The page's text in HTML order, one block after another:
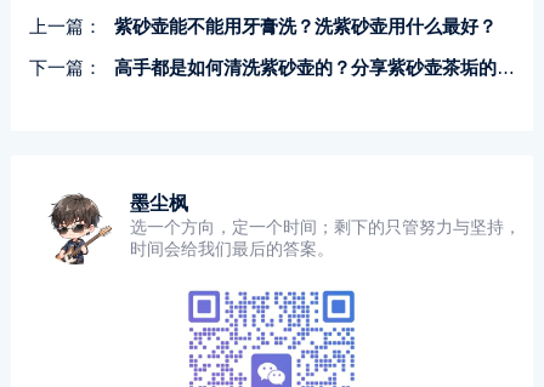
上一篇：
紫砂壶能不能用牙膏洗？洗紫砂壶用什么最好？
下一篇：
高手都是如何清洗紫砂壶的？分享紫砂壶茶垢的危害！
墨尘枫
选一个方向，定一个时间；剩下的只管努力与坚持，
时间会给我们最后的答案。